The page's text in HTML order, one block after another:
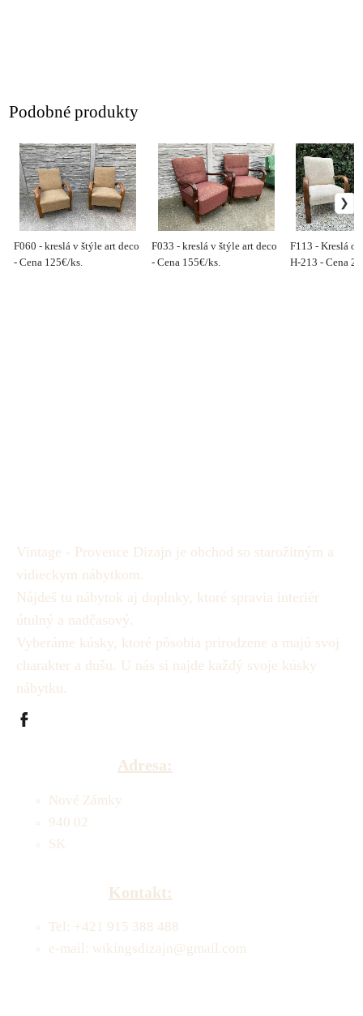
Podobné produkty
F060 - kreslá v štýle art deco
- Cena 125€/ks.
F033 - kreslá v štýle art deco
- Cena 155€/ks.
F113 - Kreslá
H-213 - Cena
Vintage - Provence Dizajn je obchod so starožitným a
vidieckym nábytkom.
Nájdeš tu nábytok aj doplnky, ktoré spravia interiér
útulný a nadčasový.
Vyberáme kúsky, ktoré pôsobia prirodzene a majú svoj
charakter a dušu. U nás si najde každý svoje kúsky
nábytku.
Adresa:
Nové Zámky
940 02
SK
Kontakt:
Tel: +421 915 388 488
e-mail: wikingsdizajn@gmail.com